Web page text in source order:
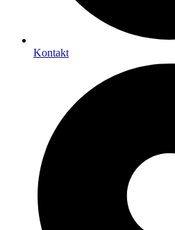
Kontakt